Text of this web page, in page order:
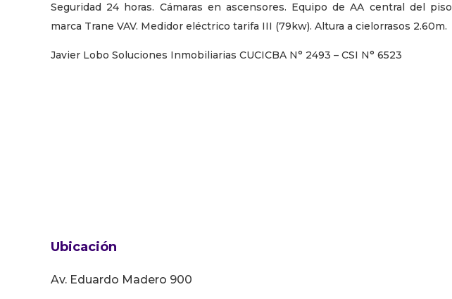
Seguridad 24 horas. Cámaras en ascensores. Equipo de AA central del piso
marca Trane VAV. Medidor eléctrico tarifa III (79kw). Altura a cielorrasos 2.60m.
Javier Lobo Soluciones Inmobiliarias CUCICBA N° 2493 – CSI N° 6523
Ubicación
Av. Eduardo Madero 900